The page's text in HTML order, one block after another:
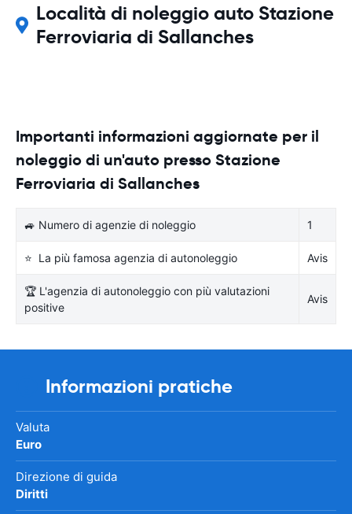
Località di noleggio auto Stazione
Ferroviaria di Sallanches
Importanti informazioni aggiornate per il
noleggio di un'auto presso Stazione
Ferroviaria di Sallanches
🚙 Numero di agenzie di noleggio 1
⭐ La più famosa agenzia di autonoleggio Avis
🏆 L'agenzia di autonoleggio con più valutazioni
positive
Avis
Informazioni pratiche
Valuta
Euro
Direzione di guida
Diritti